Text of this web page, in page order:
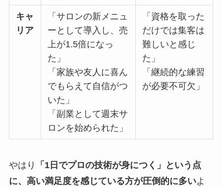
キャ
リア
「サロンの新メニュ
ーとして導入し、売
上が1.5倍になっ
た」
「家族や友人に喜ん
でもらえて自信がつ
いた」
「副業として週末サ
ロンを始められた」
「資格を取った
だけでは集客は
難しいと感じ
た」
「継続的な練習
が必要不可欠」
やはり
「1日でプロの技術が身につく」という点
に、高い満足度を感じている方が圧倒的に多いよ